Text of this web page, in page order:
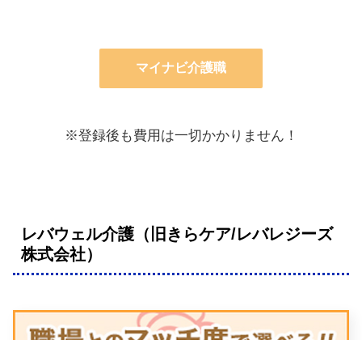
マイナビ介護職
※登録後も費用は一切かかりません！
レバウェル介護（旧きらケア/レバレジーズ
株式会社）